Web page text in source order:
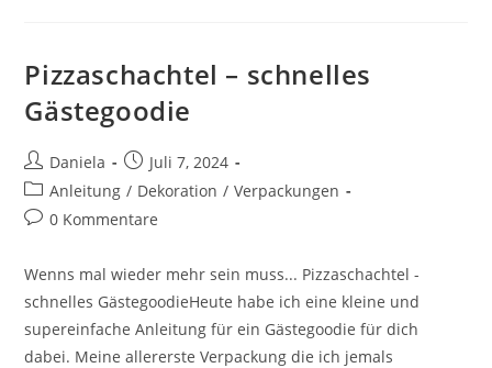
Pizzaschachtel – schnelles
Gästegoodie
Daniela
Juli 7, 2024
Anleitung / Dekoration / Verpackungen
0 Kommentare
Wenns mal wieder mehr sein muss... Pizzaschachtel -
schnelles GästegoodieHeute habe ich eine kleine und
supereinfache Anleitung für ein Gästegoodie für dich
dabei. Meine allererste Verpackung die ich jemals